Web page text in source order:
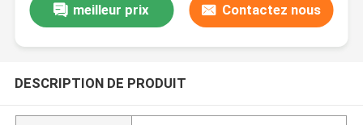
meilleur prix Contactez nous
DESCRIPTION DE PRODUIT